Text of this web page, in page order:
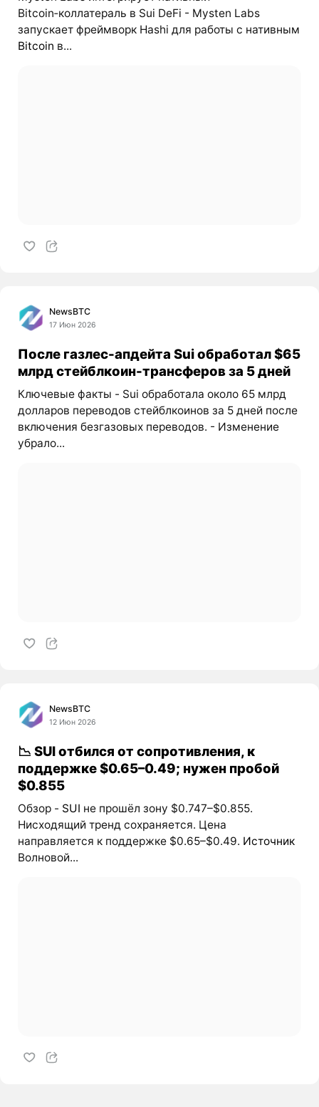
Bitcoin‑коллатераль в Sui DeFi - Mysten Labs
запускает фреймворк Hashi для работы с нативным
Bitcoin в...
NewsBTC
17 Июн 2026
После газлес-апдейта Sui обработал $65
млрд стейблкоин-трансферов за 5 дней
Ключевые факты - Sui обработала около 65 млрд
долларов переводов стейблкоинов за 5 дней после
включения безгазовых переводов. - Изменение
убрало...
NewsBTC
12 Июн 2026
📉 SUI отбился от сопротивления, к
поддержке $0.65–0.49; нужен пробой
$0.855
Обзор - SUI не прошёл зону $0.747–$0.855.
Нисходящий тренд сохраняется. Цена
направляется к поддержке $0.65–$0.49. Источник
Волновой...